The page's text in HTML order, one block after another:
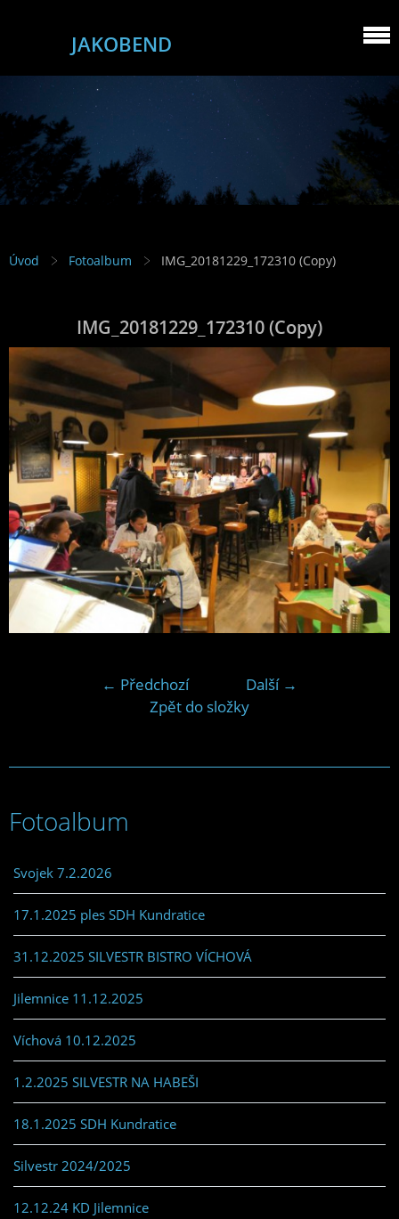
JAKOBEND
Úvod Fotoalbum IMG_20181229_172310 (Copy)
IMG_20181229_172310 (Copy)
← Předchozí
Další →
Zpět do složky
Fotoalbum
Svojek 7.2.2026
17.1.2025 ples SDH Kundratice
31.12.2025 SILVESTR BISTRO VÍCHOVÁ
Jilemnice 11.12.2025
Víchová 10.12.2025
1.2.2025 SILVESTR NA HABEŠI
18.1.2025 SDH Kundratice
Silvestr 2024/2025
12.12.24 KD Jilemnice